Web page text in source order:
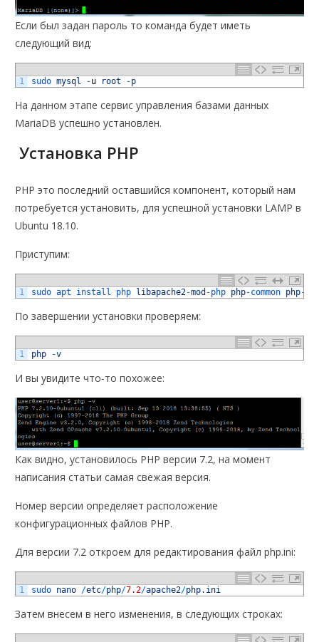
Если был задан пароль то команда будет иметь
следующий вид:
1 sudo mysql -u root -p
На данном этапе сервис управления базами данных
MariaDB успешно установлен.
Установка PHP
PHP это последний оставшийся компонент, который нам
потребуется установить, для успешной установки LAMP в
Ubuntu 18.10.
Приступим:
1 sudo apt install php libapache2-mod -php php-common php-
По завершении установки проверяем:
1 php -v
И вы увидите что-то похожее:
Как видно, установилось PHP версии 7.2, на момент
написания статьи самая свежая версия.
Номер версии определяет расположение
конфигурационных файлов PHP.
Для версии 7.2 откроем для редактирования файл php.ini:
1 sudo nano /etc/php/7.2/apache2/php. ini
Затем внесем в него изменения, в следующих строках: